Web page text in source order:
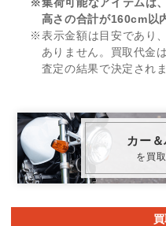
高さの合計が160cm以
※表示金額は目安であり
ありません。買取代金
査定の結果で決定されま
カー
を買